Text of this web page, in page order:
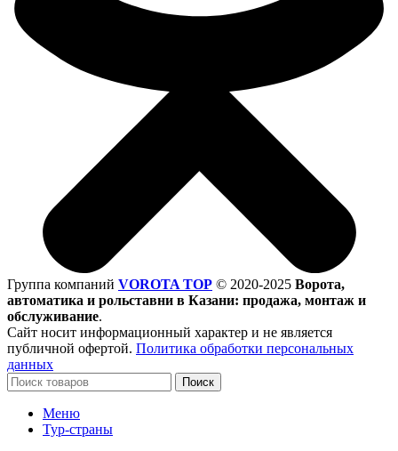
Группа компаний VOROTA TOP © 2020-2025 Ворота,
автоматика и рольставни в Казани: продажа, монтаж и
обслуживание.
Сайт носит информационный характер и не является
публичной офертой. Политика обработки персональных
данных
Поиск
Меню
Тур-страны